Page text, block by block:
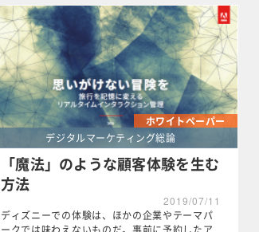
ホワイトペーパー
デジタルマーケティング総論
「魔法」のような顧客体験を生む
方法
2019/07/11
ディズニーでの体験は、ほかの企業やテーマパ